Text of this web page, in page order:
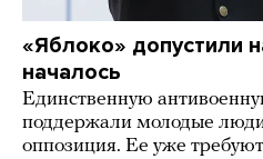
«Яблоко» допустили
началось
Единственную
поддержали молодые люди
оппозиция. Ее уже